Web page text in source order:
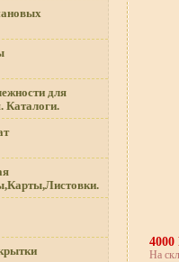
для
Каталоги.
На